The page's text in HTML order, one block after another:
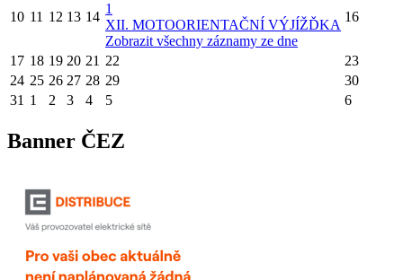
10 11 12 13 14
1
XII. MOTOORIENTAČNÍ VÝJÍŽĎKA
Zobrazit všechny záznamy ze dne
16
17 18 19 20 21 22
23
24 25 26 27 28 29
30
31 1 2 3 4 5 6
Banner ČEZ